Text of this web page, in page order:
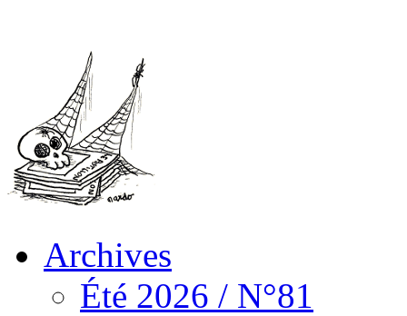
Archives
Été 2026 / N°81